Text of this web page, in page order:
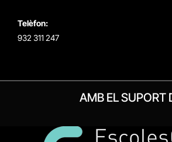
Telèfon:
932 311 247
AMB EL SUPORT